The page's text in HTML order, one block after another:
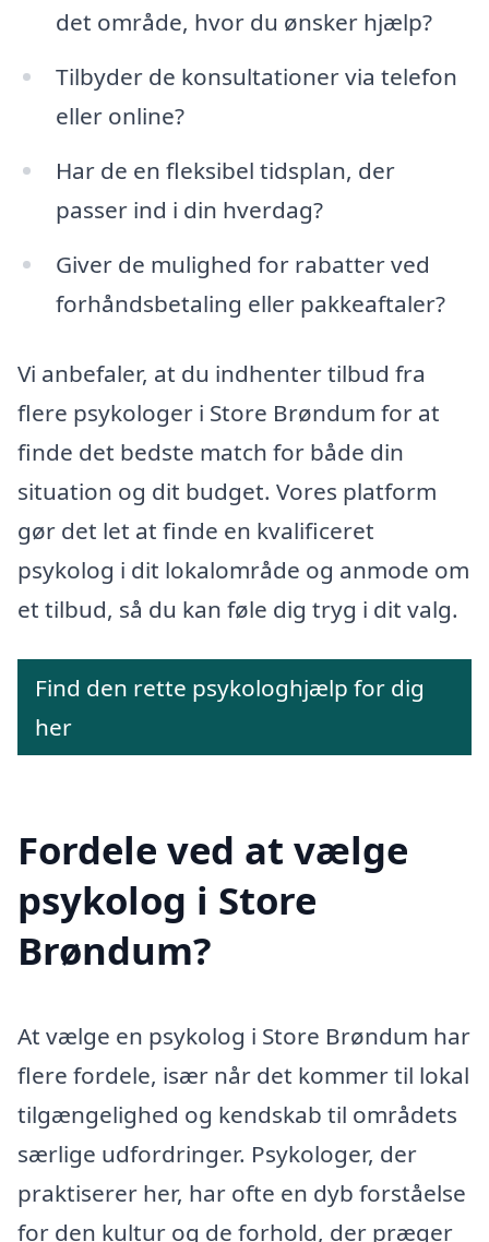
det område, hvor du ønsker hjælp?
Tilbyder de konsultationer via telefon
eller online?
Har de en fleksibel tidsplan, der
passer ind i din hverdag?
Giver de mulighed for rabatter ved
forhåndsbetaling eller pakkeaftaler?
Vi anbefaler, at du indhenter tilbud fra
flere psykologer i Store Brøndum for at
finde det bedste match for både din
situation og dit budget. Vores platform
gør det let at finde en kvalificeret
psykolog i dit lokalområde og anmode om
et tilbud, så du kan føle dig tryg i dit valg.
Find den rette psykologhjælp for dig
her
Fordele ved at vælge
psykolog i Store
Brøndum?
At vælge en psykolog i Store Brøndum har
flere fordele, især når det kommer til lokal
tilgængelighed og kendskab til områdets
særlige udfordringer. Psykologer, der
praktiserer her, har ofte en dyb forståelse
for den kultur og de forhold, der præger